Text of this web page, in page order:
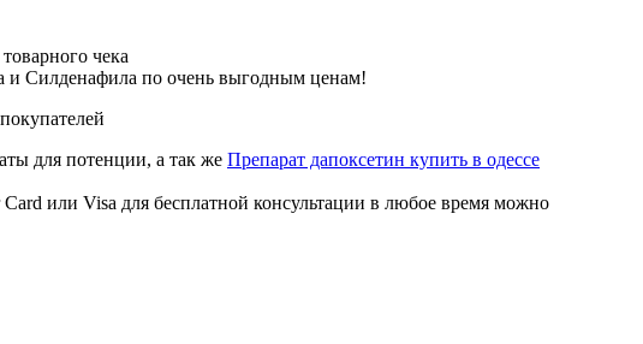
чека
и Силденафила по очень выгодным ценам!
для потенции, а так же Препарат дапоксетин купить в одессе
или Visa для бесплатной консультации в любое время можно